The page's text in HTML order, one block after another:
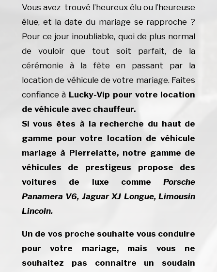
Vous avez trouvé l’heureux élu ou l’heureuse
élue, et la date du mariage se rapproche ?
Pour ce jour inoubliable, quoi de plus normal
de vouloir que tout soit parfait, de la
cérémonie à la fête en passant par la
location de véhicule de votre mariage. Faites
confiance à Lucky-Vip pour votre location
de véhicule avec chauffeur.
Si vous êtes à la recherche du haut de
gamme pour votre location de véhicule
mariage à Pierrelatte, notre gamme de
véhicules de prestigeus propose des
voitures de luxe commePorsche
Panamera V6, Jaguar XJ Longue, Limousin
Lincoln.
Un de vos proche souhaite vous conduire
pour votre mariage, mais vous ne
souhaitez pas connaitre un soudain